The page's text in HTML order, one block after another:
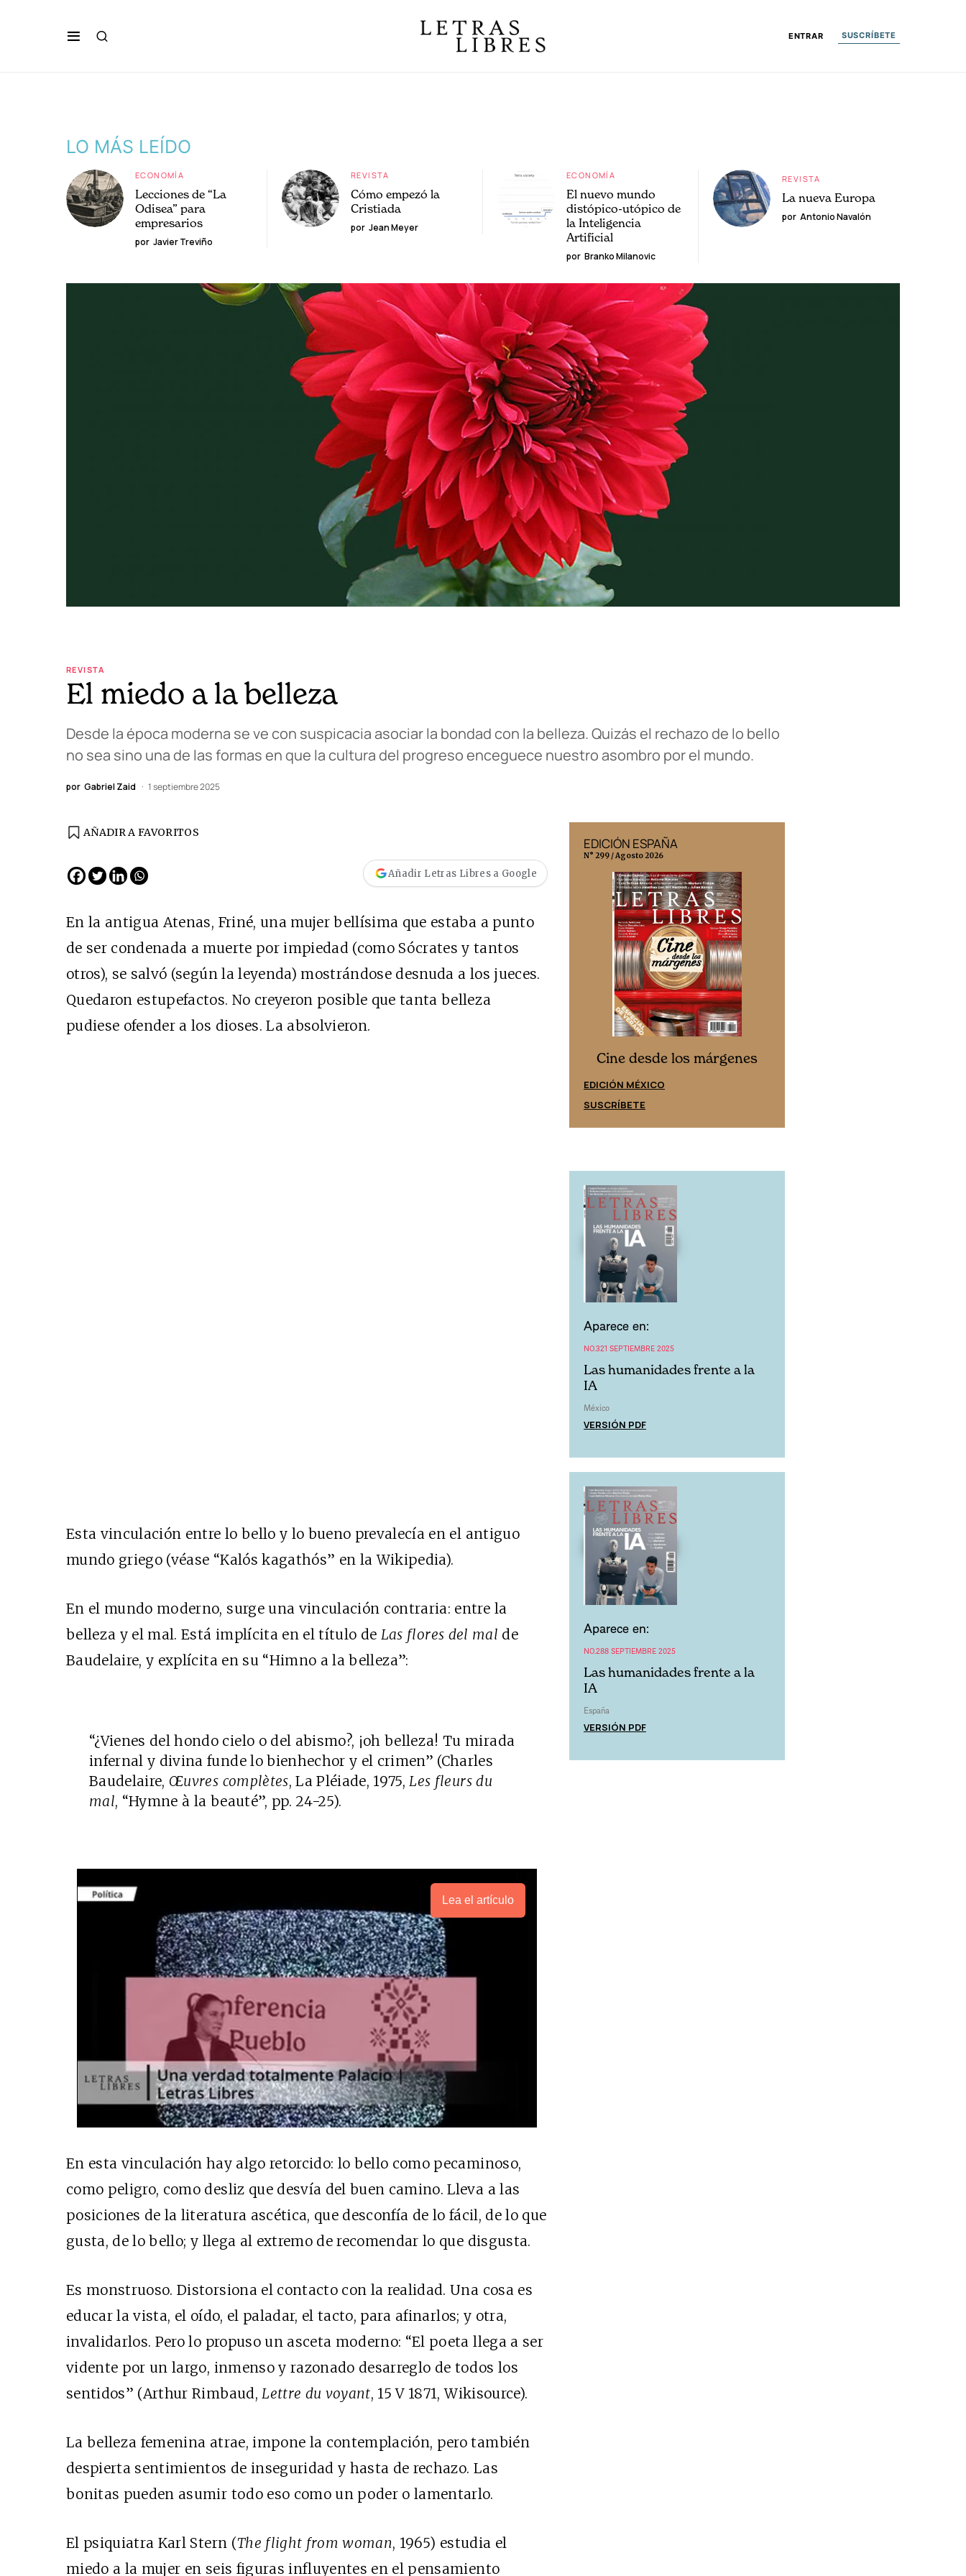
ENTRAR SUSCRÍBETE
LO MÁS LEÍDO
ECONOMÍA
Lecciones de “La
Odisea” para
empresarios
por Javier Treviño
REVISTA
Cómo empezó la
Cristiada
por Jean Meyer
ECONOMÍA
El nuevo mundo
distópico-utópico de
la Inteligencia
Artificial
por Branko Milanovic
REVISTA
La nueva Europa
por Antonio Navalón
REVISTA
El miedo a la belleza
Desde la época moderna se ve con suspicacia asociar la bondad con la belleza. Quizás el rechazo de lo bello
no sea sino una de las formas en que la cultura del progreso enceguece nuestro asombro por el mundo.
por Gabriel Zaid 1 septiembre 2025
AÑADIR A FAVORITOS
Añadir Letras Libres a Google
En la antigua Atenas, Friné, una mujer bellísima que estaba a punto
de ser condenada a muerte por impiedad (como Sócrates y tantos
otros), se salvó (según la leyenda) mostrándose desnuda a los jueces.
Quedaron estupefactos. No creyeron posible que tanta belleza
pudiese ofender a los dioses. La absolvieron.
Esta vinculación entre lo bello y lo bueno prevalecía en el antiguo
mundo griego (véase “Kalós kagathós” en la Wikipedia).
En el mundo moderno, surge una vinculación contraria: entre la
belleza y el mal. Está implícita en el título de Las flores del mal de
Baudelaire, y explícita en su “Himno a la belleza”:
“¿Vienes del hondo cielo o del abismo?, ¡oh belleza! Tu mirada
infernal y divina funde lo bienhechor y el crimen” (Charles
Baudelaire, Œuvres complètes, La Pléiade, 1975,Les fleurs du
mal, “Hymne à la beauté”, pp. 24-25).
Lea el artículo
En esta vinculación hay algo retorcido: lo bello como pecaminoso,
como peligro, como desliz que desvía del buen camino. Lleva a las
posiciones de la literatura ascética, que desconfía de lo fácil, de lo que
gusta, de lo bello; y llega al extremo de recomendar lo que disgusta.
Es monstruoso. Distorsiona el contacto con la realidad. Una cosa es
educar la vista, el oído, el paladar, el tacto, para afinarlos; y otra,
invalidarlos. Pero lo propuso un asceta moderno: “El poeta llega a ser
vidente por un largo, inmenso y razonado desarreglo de todos los
sentidos” (Arthur Rimbaud,Lettre du voyant, 15 V 1871, Wikisource).
La belleza femenina atrae, impone la contemplación, pero también
despierta sentimientos de inseguridad y hasta de rechazo. Las
bonitas pueden asumir todo eso como un poder o lamentarlo.
El psiquiatra Karl Stern (The flight from woman, 1965) estudia el
miedo a la mujer en seis figuras influyentes en el pensamiento
EDICIÓN ESPAÑA
N° 299 / Agosto 2026
Cine desde los márgenes
EDICIÓN MÉXICO
SUSCRÍBETE
Aparece en:
NO.321 SEPTIEMBRE 2025
Las humanidades frente a la
IA
México
VERSIÓN PDF
Aparece en:
NO.288 SEPTIEMBRE 2025
Las humanidades frente a la
IA
España
VERSIÓN PDF